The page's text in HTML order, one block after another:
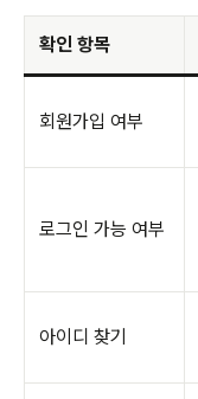
확인 항목
회원가입 여부
로그인 가능 여부
아이디 찾기